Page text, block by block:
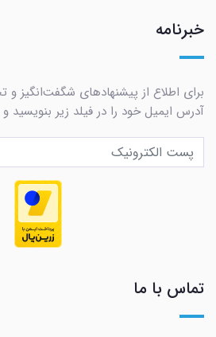
خبرنامه
برای اطلاع از پیشنهادهای شگفت‌انگیز و
آدرس ایمیل خود را در فیلد زیر بنویسید
تماس با ما